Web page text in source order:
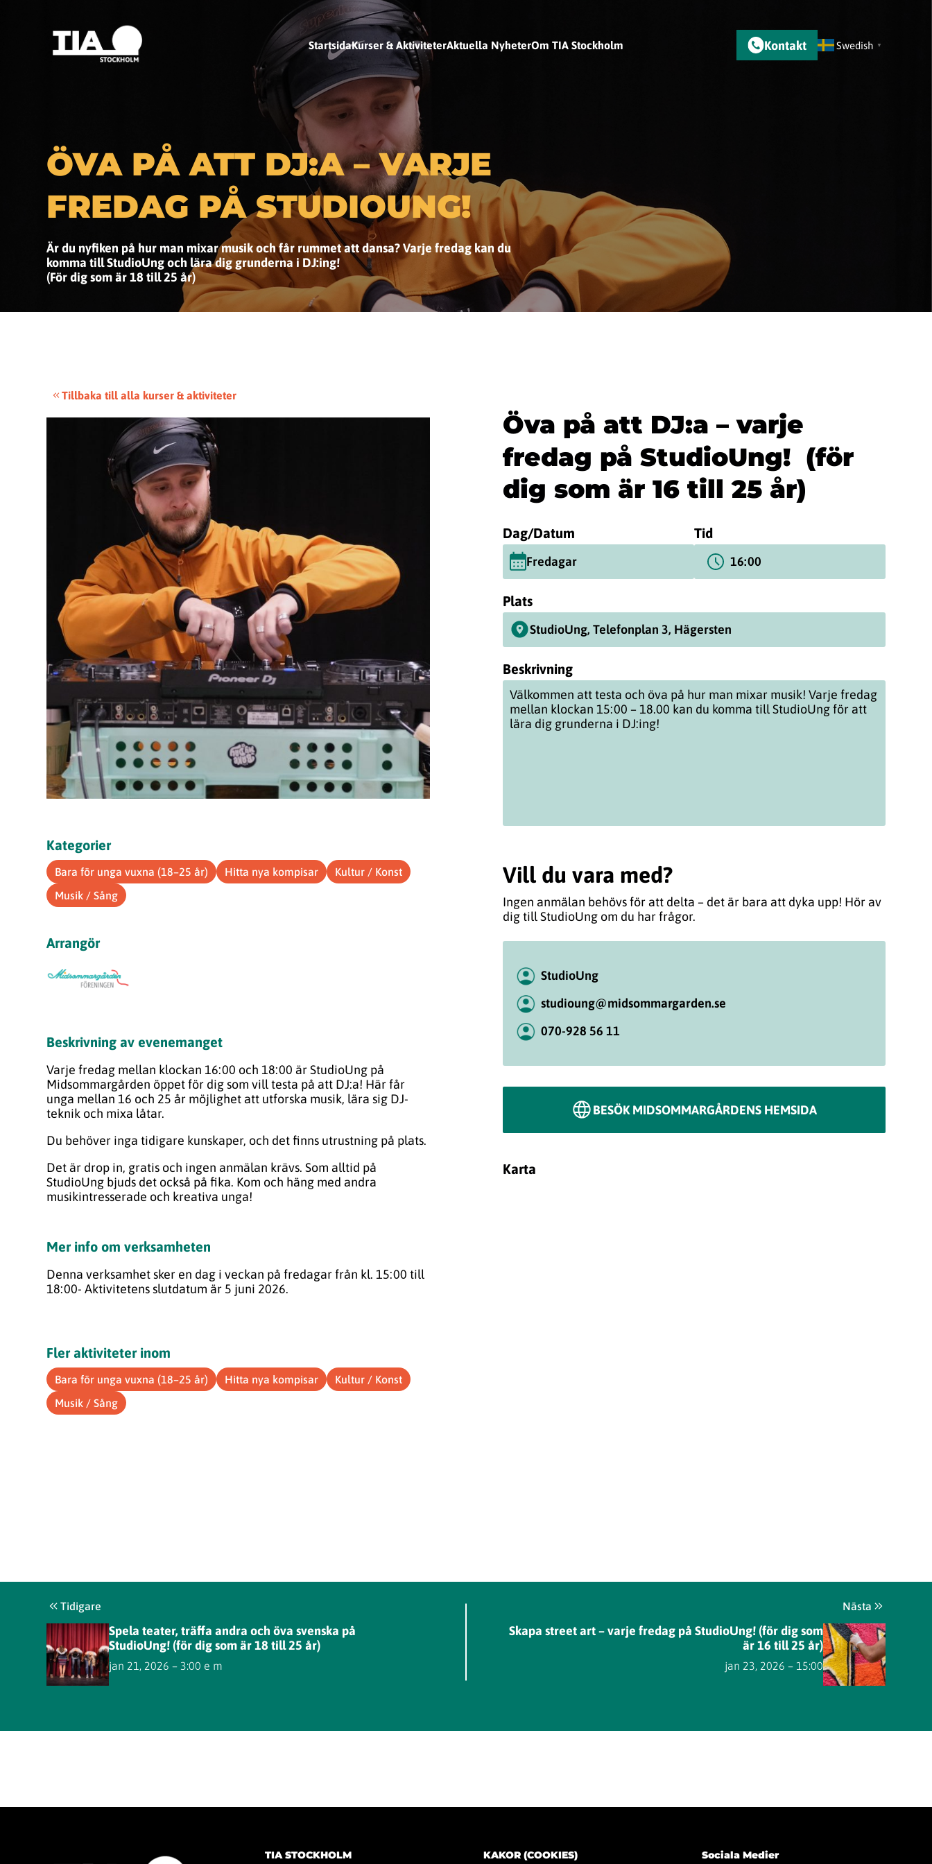
StartsidaKurser & AktiviteterAktuella NyheterOm TIA Stockholm Kontakt Swedish ▼
ÖVA PÅ ATT DJ:A – VARJE
FREDAG PÅ STUDIOUNG!
Är du nyfiken på hur man mixar musik och får rummet att dansa? Varje fredag kan du
komma till StudioUng och lära dig grunderna i DJ:ing!
(För dig som är 18 till 25 år)
Tillbaka till alla kurser & aktiviteter
Kategorier
Bara för unga vuxna (18–25 år) Hitta nya kompisar
Kultur / Konst
Musik / Sång
Arrangör
Beskrivning av evenemanget
Varje fredag mellan klockan 16:00 och 18:00 är StudioUng på
Midsommargården öppet för dig som vill testa på att DJ:a! Här får
unga mellan 16 och 25 år möjlighet att utforska musik, lära sig DJ-
teknik och mixa låtar.
Du behöver inga tidigare kunskaper, och det finns utrustning på plats.
Det är drop in, gratis och ingen anmälan krävs. Som alltid på
StudioUng bjuds det också på fika. Kom och häng med andra
musikintresserade och kreativa unga!
Mer info om verksamheten
Denna verksamhet sker en dag i veckan på fredagar från kl. 15:00 till
18:00- Aktivitetens slutdatum är 5 juni 2026.
Fler aktiviteter inom
Bara för unga vuxna (18–25 år) Hitta nya kompisar
Kultur / Konst
Musik / Sång
Öva på att DJ:a – varje
fredag på StudioUng! (för
dig som är 16 till 25 år)
Dag/Datum
Fredagar
Tid
16:00
Plats
StudioUng, Telefonplan 3, Hägersten
Beskrivning
Välkommen att testa och öva på hur man mixar musik! Varje fredag
mellan klockan 15:00 – 18.00 kan du komma till StudioUng för att
lära dig grunderna i DJ:ing!
Vill du vara med?
Ingen anmälan behövs för att delta – det är bara att dyka upp! Hör av
dig till StudioUng om du har frågor.
StudioUng
studioung@midsommargarden.se
070-928 56 11
BESÖK MIDSOMMARGÅRDENS HEMSIDA
Karta
Tidigare
Spela teater, träffa andra och öva svenska på
StudioUng! (för dig som är 18 till 25 år)
jan 21, 2026 – 3:00 e m
Nästa
Skapa street art – varje fredag på StudioUng! (för dig som
är 16 till 25 år)
jan 23, 2026 – 15:00
TIA STOCKHOLM KAKOR (COOKIES) Sociala Medier